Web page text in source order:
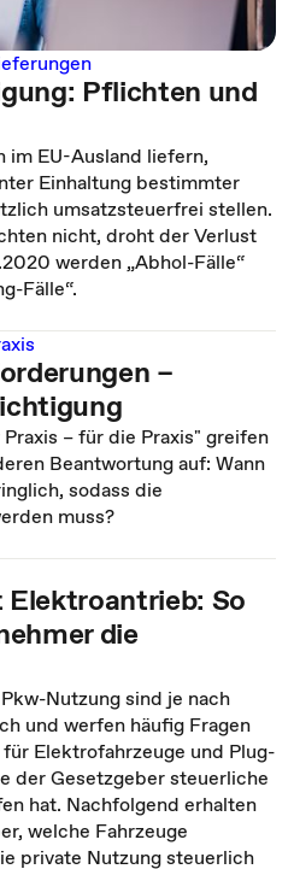
Pflichten und
im EU-Ausland liefern,
Einhaltung bestimmter
umsatzsteuerfrei stellen.
nicht, droht der Verlust
werden „Abhol-Fälle“
Fälle“.
–
– für die Praxis" greifen
Beantwortung auf: Wann
sodass die
muss?
So
die
Nutzung sind je nach
und werfen häufig Fragen
Elektrofahrzeuge und Plug-
der Gesetzgeber steuerliche
hat. Nachfolgend erhalten
welche Fahrzeuge
private Nutzung steuerlich